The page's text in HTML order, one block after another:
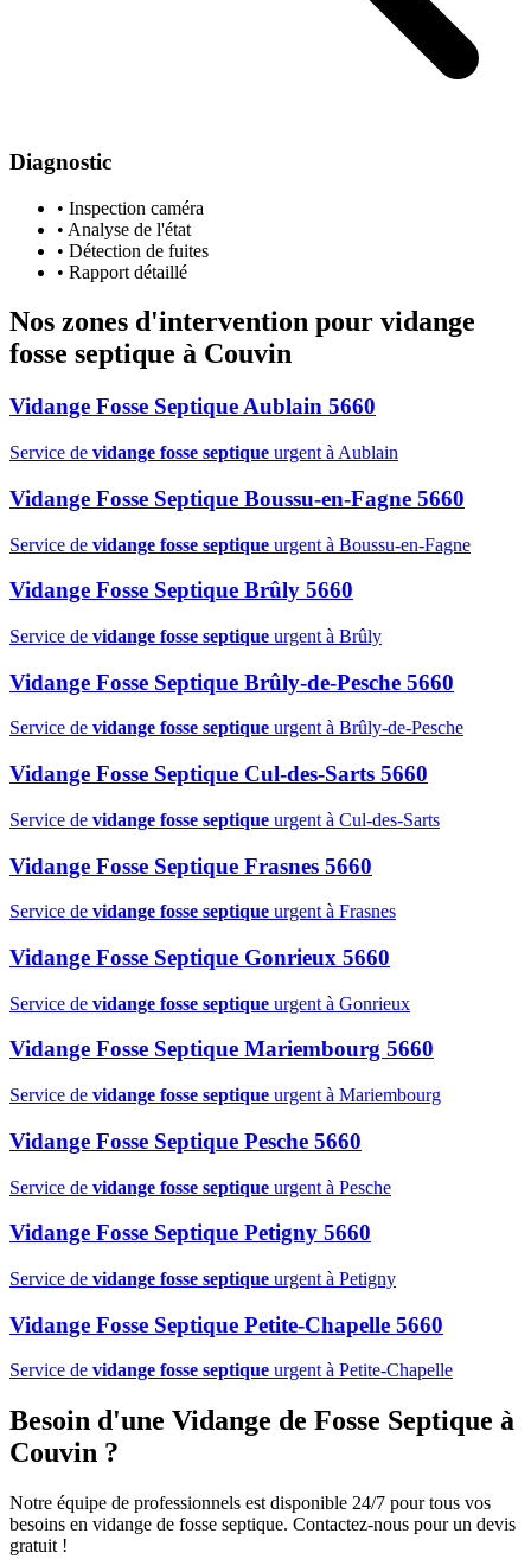
Diagnostic
• Inspection caméra
• Analyse de l'état
• Détection de fuites
• Rapport détaillé
Nos zones d'intervention pour vidange
fosse septique à Couvin
Vidange Fosse Septique Aublain 5660
Service de vidange fosse septique urgent à Aublain
Vidange Fosse Septique Boussu-en-Fagne 5660
Service de vidange fosse septique urgent à Boussu-en-Fagne
Vidange Fosse Septique Brûly 5660
Service de vidange fosse septique urgent à Brûly
Vidange Fosse Septique Brûly-de-Pesche 5660
Service de vidange fosse septique urgent à Brûly-de-Pesche
Vidange Fosse Septique Cul-des-Sarts 5660
Service de vidange fosse septique urgent à Cul-des-Sarts
Vidange Fosse Septique Frasnes 5660
Service de vidange fosse septique urgent à Frasnes
Vidange Fosse Septique Gonrieux 5660
Service de vidange fosse septique urgent à Gonrieux
Vidange Fosse Septique Mariembourg 5660
Service de vidange fosse septique urgent à Mariembourg
Vidange Fosse Septique Pesche 5660
Service de vidange fosse septique urgent à Pesche
Vidange Fosse Septique Petigny 5660
Service de vidange fosse septique urgent à Petigny
Vidange Fosse Septique Petite-Chapelle 5660
Service de vidange fosse septique urgent à Petite-Chapelle
Besoin d'une Vidange de Fosse Septique à
Couvin ?
Notre équipe de professionnels est disponible 24/7 pour tous vos
besoins en vidange de fosse septique. Contactez-nous pour un devis
gratuit !